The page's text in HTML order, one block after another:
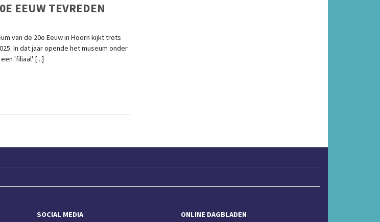
EEUW TEVREDEN
van de 20e Eeuw in Hoorn kijkt trots
In dat jaar opende het museum onder
'filiaal' [...]
SOCIAL MEDIA ONLINE DAGBLADEN